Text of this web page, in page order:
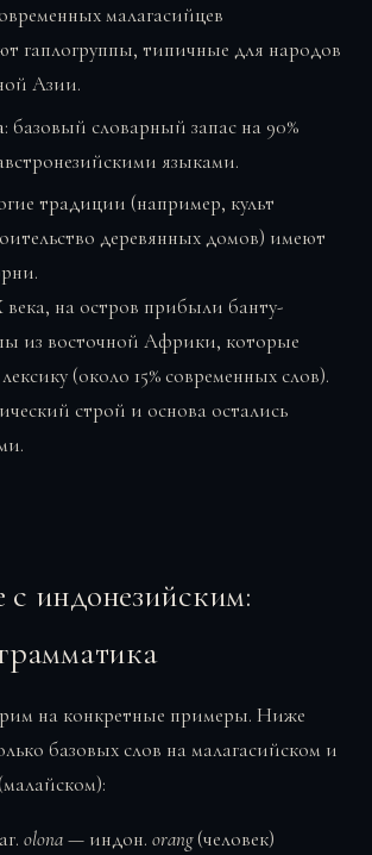
малагасийцев
гаплогруппы, типичные для народов
Азии.
: базовый словарный запас на 90%
языками.
традиции (например, культ
деревянных домов) имеют
века, на остров прибыли банту-
из восточной Африки, которые
(около 15% современных слов).
строй и основа остались
с индонезийским:
на конкретные примеры. Ниже
базовых слов на малагасийском и
olona— индон.orang(человек)